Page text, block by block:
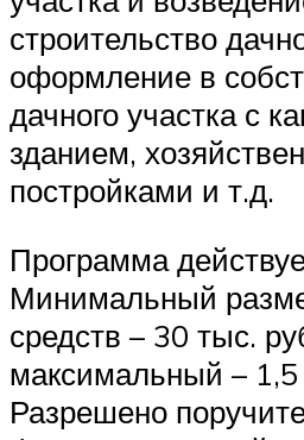
строительство
оформление в
дачного участка с
зданием,
постройками и т.д.
Программа
Минимальный
средств – 30 тыс.
максимальный –
Разрешено